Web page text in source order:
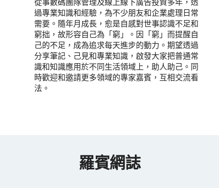
過專業知識和經驗，為不少朋友和企業處理日常
需要。隨年月成長，愈是自感對世事認識不足和
窮拙，故形容自己為「窮」。因「窮」而提醒自
己的不足，成為追求每天進步的動力。期望透過
分享筆記、己見和專業知識，啟發大家把普通常
識和知識應用於不同生活領域上，助人助己。同
時歡迎和邀請更多領域的專家嘉賓，互相交流看
法。
羅賓網誌